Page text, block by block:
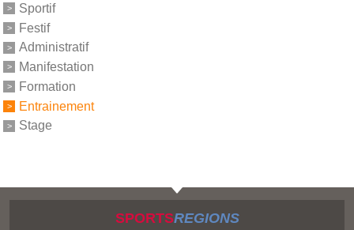
Sportif
Festif
Administratif
Manifestation
Formation
Entrainement
Stage
SPORTSREGIONS